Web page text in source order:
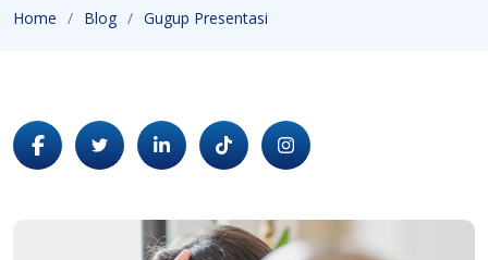
Home Blog Gugup Presentasi